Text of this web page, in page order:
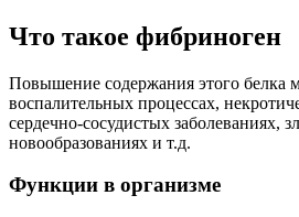
Что такое фибриноген
Повышение содержания этого белка
воспалительных процессах,
сердечно-сосудистых заболеваниях,
новообразованиях и т.д.
Функции в организме